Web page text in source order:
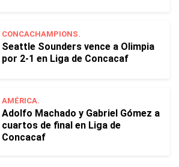
CONCACHAMPIONS.
Seattle Sounders vence a Olimpia
por 2-1 en Liga de Concacaf
AMÉRICA.
Adolfo Machado y Gabriel Gómez a
cuartos de final en Liga de
Concacaf